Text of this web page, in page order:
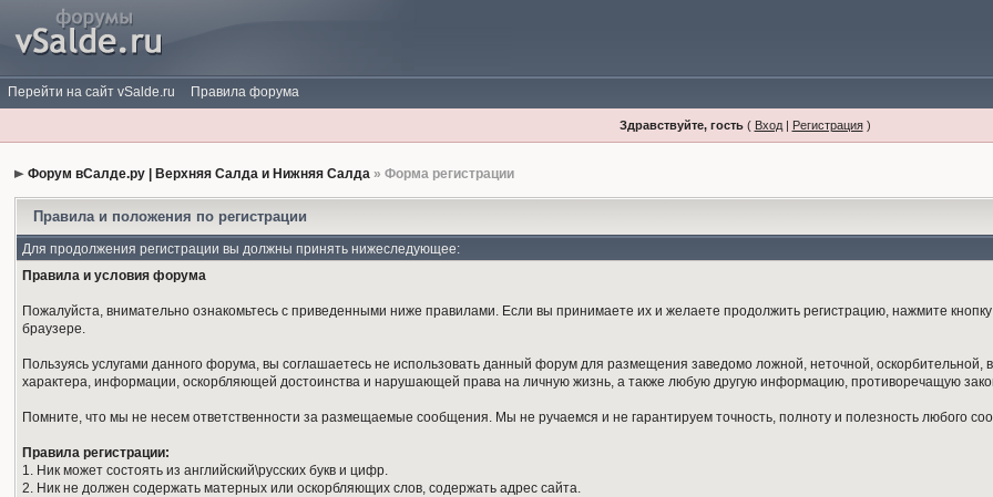
Перейти на сайт vSalde.ru Правила форума
Здравствуйте, гость( Вход| Регистрация)
Форум вСалде.ру | Верхняя Салда и Нижняя Салда » Форма регистрации
Правила и положения по регистрации
Для продолжения регистрации вы должны принять нижеследующее:
Правила и условия форума
Пожалуйста, внимательно ознакомьтесь с приведенными ниже правилами. Если вы принимаете их и желаете продолжить регистрацию, нажмите
браузере.
Пользуясь услугами данного форума, вы соглашаетесь не использовать данный форум для размещения заведомо ложной, неточной,
характера, информации, оскорбляющей достоинства и нарушающей права на личную жизнь, а также любую другую информацию, противоречащую
Помните, что мы не несем ответственности за размещаемые сообщения. Мы не ручаемся и не гарантируем точность, полноту и полезность любого
Правила регистрации:
1. Ник может состоять из английский\русских букв и цифр.
2. Ник не должен содержать матерных или оскорбляющих слов, содержать адрес сайта.